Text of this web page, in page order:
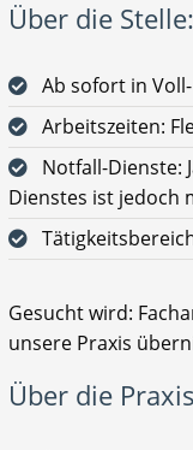
Über die Stelle:
Ab sofort in
Arbeitszeiten:
Notfall-Dienste:
Dienstes ist jedoch
Gesucht wird:
unsere Praxis
Über die